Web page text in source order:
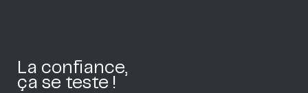
La confiance,
ça se teste !